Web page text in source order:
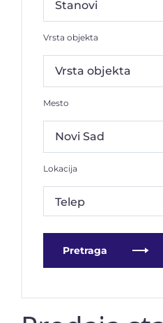
Vrsta objekta
Mesto
Lokacija
Telep
Pretraga